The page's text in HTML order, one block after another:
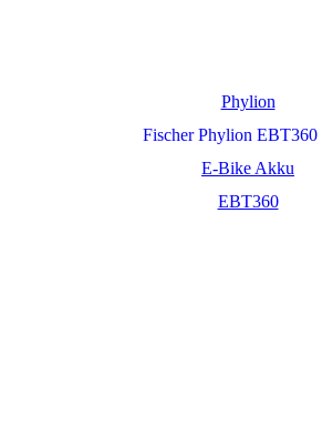
Phylion
Fischer Phylion
E-Bike Akku
EBT360